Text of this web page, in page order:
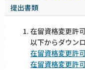
提出書類
在留資格変更許
以下からダウン
在留資格変更許
在留資格変更許